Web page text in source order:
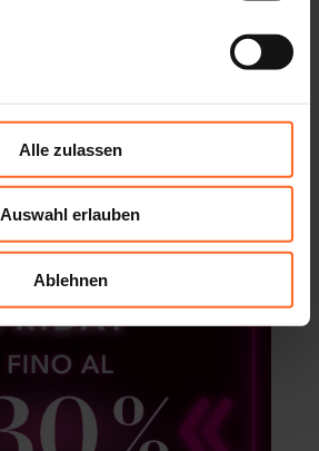
Alle zulassen
Auswahl erlauben
Ablehnen